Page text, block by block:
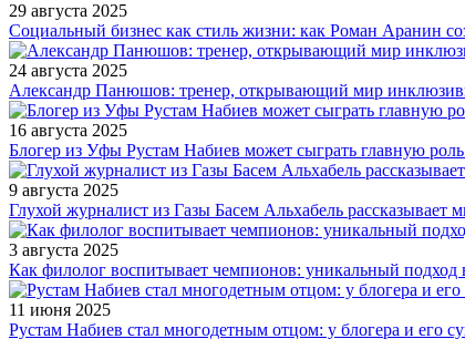
29 августа 2025
Социальный бизнес как стиль жизни: как Роман Аранин
24 августа 2025
Александр Панюшов: тренер, открывающий мир
16 августа 2025
Блогер из Уфы Рустам Набиев может сыграть главную
9 августа 2025
Глухой журналист из Газы Басем Альхабель рассказывает
3 августа 2025
Как филолог воспитывает чемпионов: уникальный подход
11 июня 2025
Рустам Набиев стал многодетным отцом: у блогера и его